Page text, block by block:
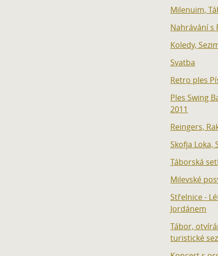
Milenuim,
Nahrávání s
Koledy,
Svatba
Retro ples
Ples Swing
2011
Reingers,
Skofja Loka,
Táborská
Milevské
Střelnice -
Jordánem
Tábor,
turistické